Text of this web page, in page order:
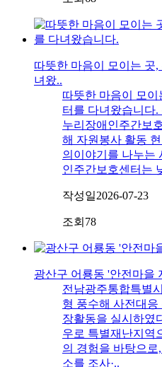
따뜻한 마음이 모이는 곳
녀왔..
따뜻한 마음이 모이
터를 다녀왔습니다
누리장애인주간보
해 자원봉사 활동
의이야기를 나누는
인주간보호센터는
작성일2026-07-23
조회 78
광산구 어룡동 '안전마을
전남광주통합특별
형 풍수해 사전대
장활동을 실시하였
우로 특별재난지역
의 경험을 바탕으
소를 조사·..